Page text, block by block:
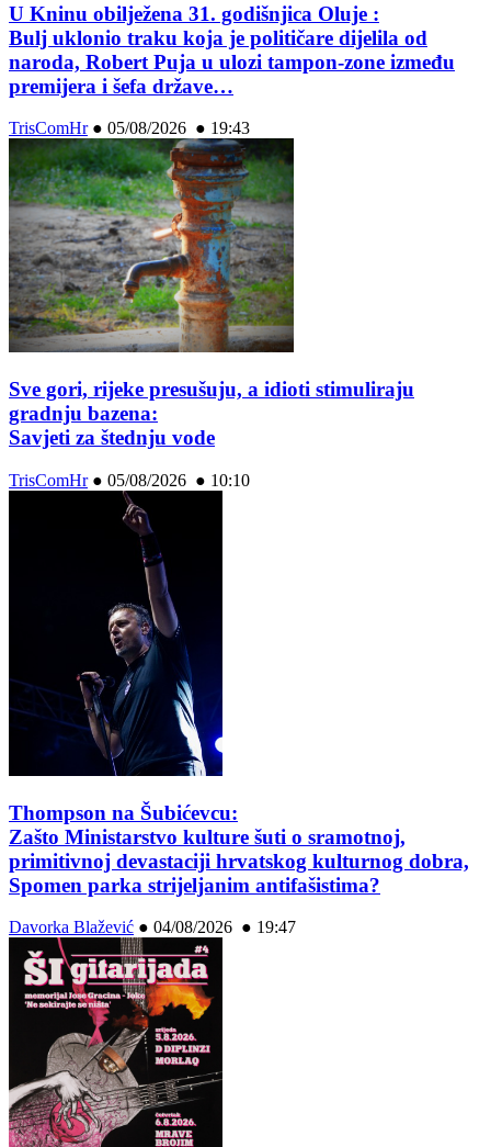
U Kninu obilježena 31. godišnjica Oluje :
Bulj uklonio traku koja je političare dijelila od
naroda, Robert Puja u ulozi tampon-zone između
premijera i šefa države…
TrisComHr● 05/08/2026 ● 19:43
Sve gori, rijeke presušuju, a idioti stimuliraju
gradnju bazena:
Savjeti za štednju vode
TrisComHr● 05/08/2026 ● 10:10
Thompson na Šubićevcu:
Zašto Ministarstvo kulture šuti o sramotnoj,
primitivnoj devastaciji hrvatskog kulturnog dobra,
Spomen parka strijeljanim antifašistima?
Davorka Blažević ● 04/08/2026 ● 19:47